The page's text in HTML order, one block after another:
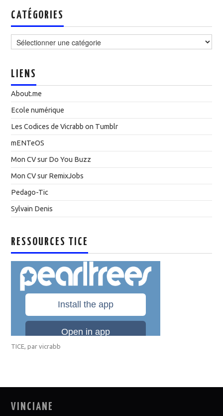
CATÉGORIES
LIENS
About.me
Ecole numérique
Les Codices de Vicrabb on Tumblr
mENTeOS
Mon CV sur Do You Buzz
Mon CV sur RemixJobs
Pedago-Tic
Sylvain Denis
RESSOURCES TICE
TICE, parvicrabb
VINCIANE